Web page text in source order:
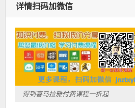
详情扫码加微信
得到喜马拉雅付费课程一折起